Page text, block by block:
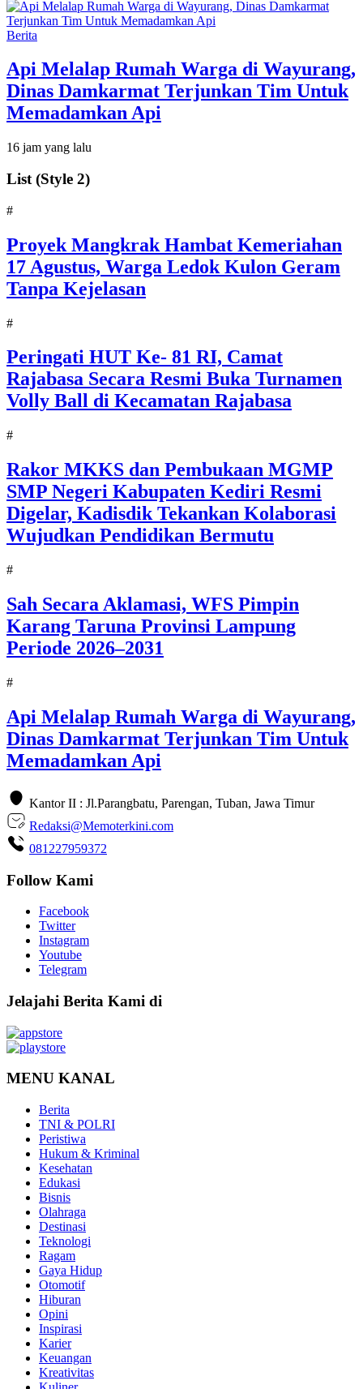
Berita
Api Melalap Rumah Warga di Wayurang,
Dinas Damkarmat Terjunkan Tim Untuk
Memadamkan Api
16 jam yang lalu
List (Style 2)
#
‎Proyek Mangkrak Hambat Kemeriahan
17 Agustus, Warga Ledok Kulon Geram
Tanpa Kejelasan
#
Peringati HUT Ke- 81 RI, Camat
Rajabasa Secara Resmi Buka Turnamen
Volly Ball di Kecamatan Rajabasa
#
Rakor MKKS dan Pembukaan MGMP
SMP Negeri Kabupaten Kediri Resmi
Digelar, Kadisdik Tekankan Kolaborasi
Wujudkan Pendidikan Bermutu
#
Sah Secara Aklamasi, WFS Pimpin
Karang Taruna Provinsi Lampung
Periode 2026–2031
#
Api Melalap Rumah Warga di Wayurang,
Dinas Damkarmat Terjunkan Tim Untuk
Memadamkan Api
Kantor II : Jl.Parangbatu, Parengan, Tuban, Jawa Timur
Redaksi@Memoterkini.com
081227959372
Follow Kami
Facebook
Twitter
Instagram
Youtube
Telegram
Jelajahi Berita Kami di
MENU KANAL
Berita
TNI & POLRI
Peristiwa
Hukum & Kriminal
Kesehatan
Edukasi
Bisnis
Olahraga
Destinasi
Teknologi
Ragam
Gaya Hidup
Otomotif
Hiburan
Opini
Inspirasi
Karier
Keuangan
Kreativitas